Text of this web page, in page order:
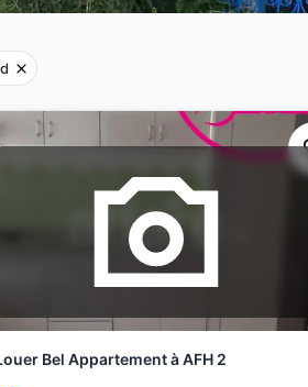
Bel Appartement à AFH 2